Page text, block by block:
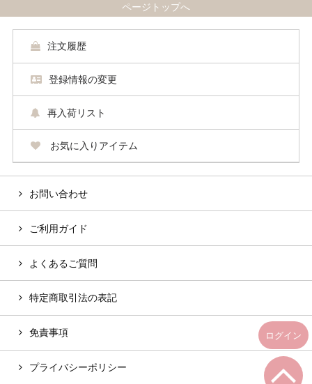
ログイン
ページトップへ
注文履歴
登録情報の変更
再入荷リスト
お気に入りアイテム
お問い合わせ
ご利用ガイド
よくあるご質問
特定商取引法の表記
免責事項
プライバシーポリシー